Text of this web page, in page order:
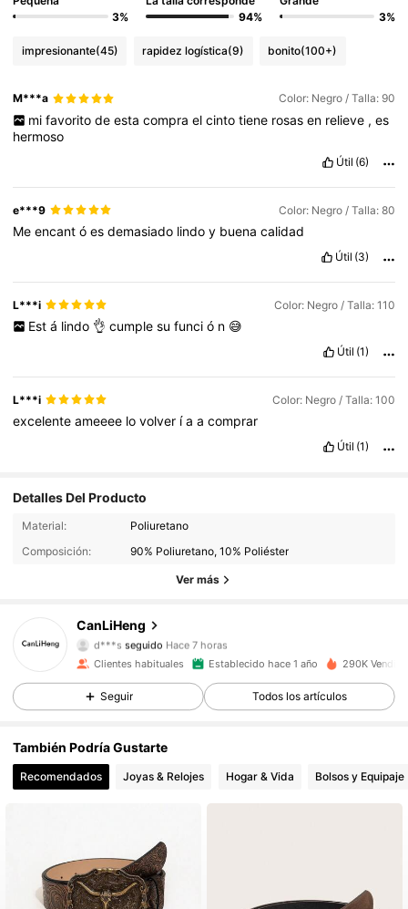
3%
94%
3%
impresionante(45) rapidez logística(9) bonito(100+)
M***a Color: Negro / Talla: 90
mi favorito de esta compra el cinto tiene rosas en relieve , es
hermoso
Útil (6)
e***9 Color: Negro / Talla: 80
Meencantóesdemasiado lindoy buenacalidad
Útil (3)
L***i Color: Negro / Talla: 110
Est á lindo 👌 cumple su funci ó n 😅
Útil (1)
L***i Color: Negro / Talla: 100
excelenteameeee lovolver íaacomprar
Útil (1)
Detalles Del Producto
Material:
Poliuretano
Composición:
90% Poliuretano, 10% Poliéster
Ver más
CanLiHeng
4.93 11K Seguidores
d***sseguido
4.93
11K Seguidores
4.93 11K Seguidores
4.93
4.93 11K Seguidores
4.93 11K Seguidores
Clientes habituales Establecido hace 1 año 290K
Seguir Todos los artículos
También Podría Gustarte
Recomendados Joyas & Relojes Hogar & Vida Bolsos y Equipaje